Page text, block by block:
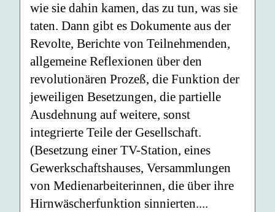
wie sie dahin kamen, das zu tun, was sie
taten. Dann gibt es Dokumente aus der
Revolte, Berichte von Teilnehmenden,
allgemeine Reflexionen über den
revolutionären Prozeß, die Funktion der
jeweiligen Besetzungen, die partielle
Ausdehnung auf weitere, sonst
integrierte Teile der Gesellschaft.
(Besetzung einer TV-Station, eines
Gewerkschaftshauses, Versammlungen
von Medienarbeiterinnen, die über ihre
Hirnwäscherfunktion sinnierten....